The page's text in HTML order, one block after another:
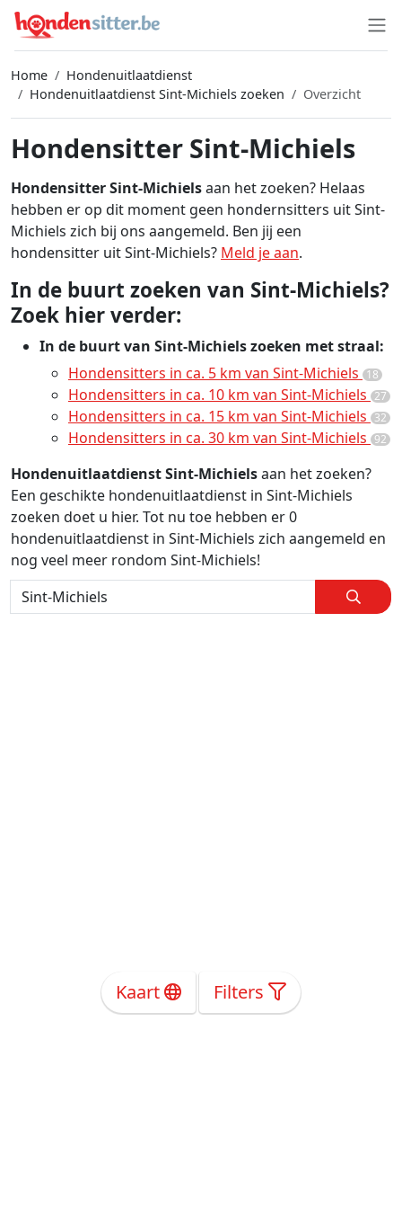
Home
Hondenuitlaatdienst
Hondenuitlaatdienst Sint-Michiels zoeken
Overzicht
Hondensitter Sint-Michiels
Hondensitter Sint-Michielsaan het zoeken? Helaas
hebben er op dit moment geen hondernsitters uit Sint-
Michiels zich bij ons aangemeld. Ben jij een
hondensitter uit Sint-Michiels? Meld je aan.
In de buurt zoeken van Sint-Michiels?
Zoek hier verder:
In de buurt van Sint-Michiels zoeken met straal:
Hondensitters in ca. 5 km van Sint-Michiels 18
Hondensitters in ca. 10 km van Sint-Michiels 27
Hondensitters in ca. 15 km van Sint-Michiels 32
Hondensitters in ca. 30 km van Sint-Michiels 92
Hondenuitlaatdienst Sint-Michielsaan het zoeken?
Een geschikte hondenuitlaatdienst in Sint-Michiels
zoeken doet u hier. Tot nu toe hebben er 0
hondenuitlaatdienst in Sint-Michiels zich aangemeld en
nog veel meer rondom Sint-Michiels!
Kaart Filters